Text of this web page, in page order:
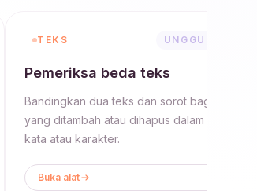
TEKS UNGGULAN
Pemeriksa beda teks
Bandingkan dua teks dan sorot bagian
yang ditambah atau dihapus dalam mode
kata atau karakter.
Buka alat